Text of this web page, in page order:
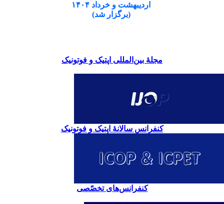
اردیبهشت و خرداد ۱۴۰۴
(برگزار شد)
مجلۀ بین‌المللی اپتیک و فوتونیک
کنفرانس سالانۀ اپتیک و فوتونیک
کنفرانس‌های تخصّصی